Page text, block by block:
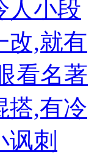
人小段
改,就有
看名著
搭,有冷
讽刺